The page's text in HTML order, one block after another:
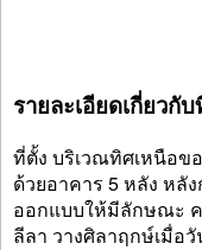
รายละเอียดเกี่ยวกับ
ที่ตั้ง บริเวณทิศเหนือข
ด้วยอาคาร 5 หลัง หลั
ออกแบบให้มีลักษณะ ค
ลีลา วางศิลาฤกษ์เมื่อ